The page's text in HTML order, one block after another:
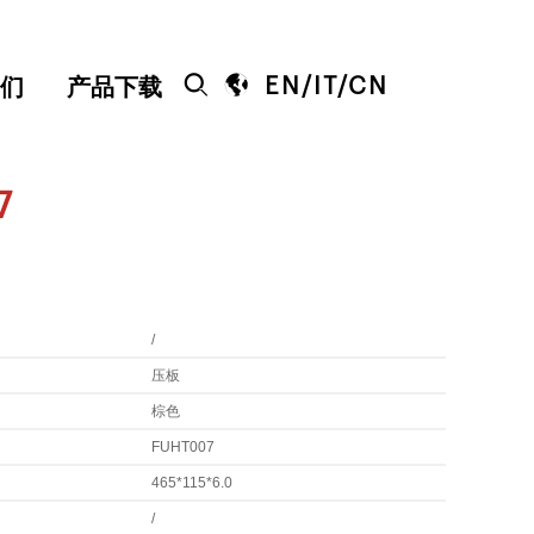
产品下载   EN / /CN
/
压板
棕色
FUHT007
465*115*6.0
/